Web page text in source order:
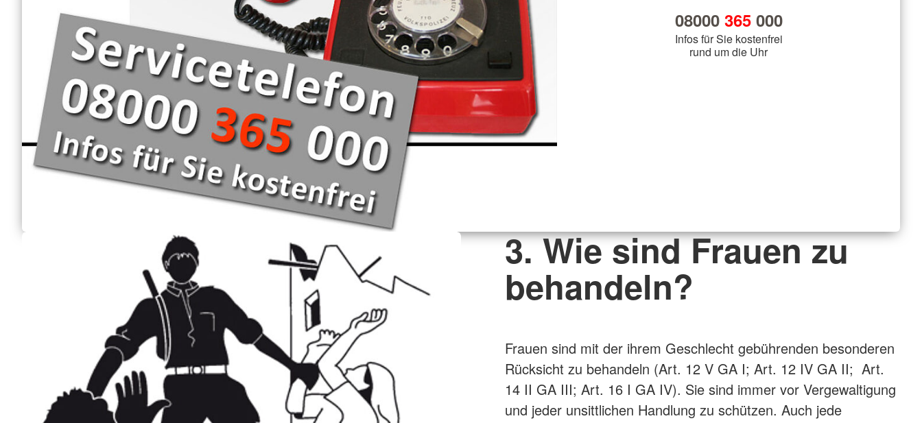
08000 365000
Infos für Sie kostenfrei
rund um die Uhr
3. Wie sind Frauen zu
behandeln?
Frauen sind mit der ihrem Geschlecht gebührenden besonderen
Rücksicht zu behandeln (Art. 12 V GA I; Art. 12 IV GA II; Art.
14 II GA III; Art. 16 I GA IV). Sie sind immer vor Vergewaltigung
und jeder unsittlichen Handlung zu schützen. Auch jede